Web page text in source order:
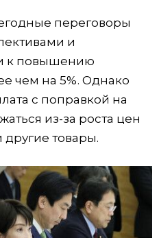
переговоры
и
к повышению
чем на 5%. Однако
с поправкой на
из-за роста цен
товары.